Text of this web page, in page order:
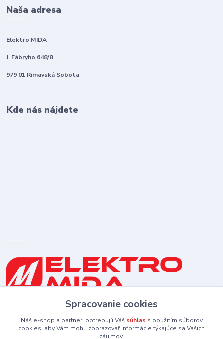
Naša adresa
Elektro MIDA
J. Fábryho 648/8
979 01 Rimavská Sobota
Kde nás nájdete
(Po-Pia 8-16:30 hod., So 8:30-11:30)
Spracovanie cookies
Náš e-shop a partneri potrebujú Váš súhlas s použitím súborov
cookies, aby Vám mohli zobrazovať informácie týkajúce sa Vašich
záujmov.